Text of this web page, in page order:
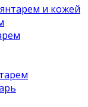
и кожей